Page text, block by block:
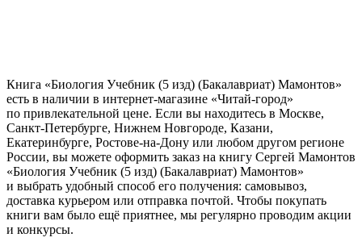
Книга «Биология Учебник (5 изд) (Бакалавриат) Мамонтов»
есть в наличии в интернет-магазине «Читай-город»
по привлекательной цене. Если вы находитесь в Москве,
Санкт-Петербурге, Нижнем Новгороде, Казани,
Екатеринбурге, Ростове-на-Дону или любом другом регионе
России, вы можете оформить заказ на книгу Сергей Мамонтов
«Биология Учебник (5 изд) (Бакалавриат) Мамонтов»
и выбрать удобный способ его получения: самовывоз,
доставка курьером или отправка почтой. Чтобы покупать
книги вам было ещё приятнее, мы регулярно проводим акции
и конкурсы.